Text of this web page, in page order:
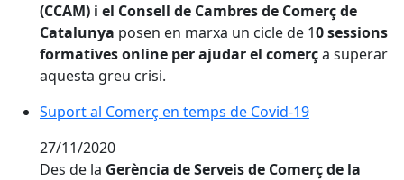
(CCAM) i el Consell de Cambres de Comerç de
Catalunya posen en marxa un cicle de 10 sessions
formatives online per ajudar el comerça superar
aquesta greu crisi.
Suport al Comerç en temps de Covid-19
27/11/2020
Des de la Gerència de Serveis de Comerç de la